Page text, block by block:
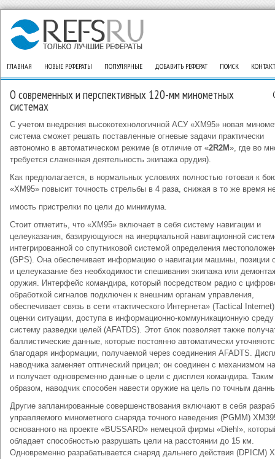
ГЛАВНАЯ НОВЫЕ РЕФЕРАТЫ ПОПУЛЯРНЫЕ ДОБАВИТЬ РЕФЕРАТ ПОИСК
О современных и перспективных 120-мм минометных
системах
С учетом внедрения высокотехнологичной АСУ «XM95» новая
система сможет решать поставленные огневые задачи практически
автономно в автоматическом режиме (в отличие от «2R2M», где во
требуется слаженная деятельность экипажа орудия).
Как предполагается, в нормальных условиях полностью готовая к
«XM95» повысит точность стрельбы в 4 раза, снижая в то же время
имость пристрелки по цели до минимума.
Стоит отметить, что «XM95» включает в себя систему навигации и
целеуказания, базирующуюся на инерциальной навигационной
интегрированной со спутниковой системой определения
(GPS). Она обеспечивает информацию о навигации машины, позиции
и целеуказание без необходимости спешивания экипажа или
оружия. Интерфейс командира, который посредством радио с
обработкой сигналов подключен к внешним органам управления,
обеспечивает связь в сети «тактического Интернета» (Tactical
оценки ситуации, доступа в информационно-коммуникационную
систему разведки целей (AFATDS). Этот блок позволяет также
баллистические данные, которые постоянно автоматически
благодаря информации, получаемой через соединения AFADTS.
наводчика заменяет оптический прицел; он соединен с механизмом
и получает одновременно данные о цели с дисплея командира. Таким
образом, наводчик способен навести оружие на цель по точным
Другие запланированные совершенствования включают в себя
управляемого минометного снаряда точного наведения (PGMM)
основанного на проекте «BUSSARD» немецкой фирмы «Diehl»,
обладает способностью разрушать цели на расстоянии до 15 км.
Одновременно разрабатывается снаряд дальнего действия (DPICM)